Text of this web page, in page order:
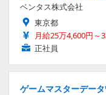
ベンタス株式会社
東京都
月給25万4,600円～
正社員
ゲームマスターデー